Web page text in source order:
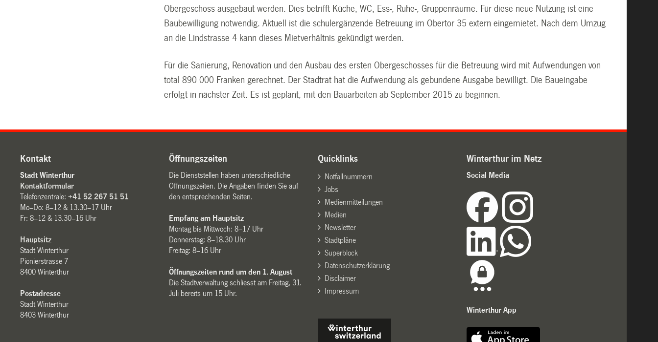
Obergeschoss ausgebaut werden. Dies betrifft Küche, WC, Ess-, Ruhe-, Gruppenräume. Für diese neue Nutzung ist eine
Baubewilligung notwendig. Aktuell ist die schulergänzende Betreuung im Obertor 35 extern eingemietet. Nach dem Umzug
an die Lindstrasse 4 kann dieses Mietverhältnis gekündigt werden.
Für die Sanierung, Renovation und den Ausbau des ersten Obergeschosses für die Betreuung wird mit Aufwendungen von
total 890 000 Franken gerechnet. Der Stadtrat hat die Aufwendung als gebundene Ausgabe bewilligt. Die Baueingabe
erfolgt in nächster Zeit. Es ist geplant, mit den Bauarbeiten ab September 2015 zu beginnen.
Kontakt
Stadt Winterthur
Kontaktformular
Telefonzentrale:+41 52 267 51 51
Mo–Do: 8–12 & 13.30–17 Uhr
Fr: 8–12 & 13.30–16 Uhr
Hauptsitz
Stadt Winterthur
Pionierstrasse 7
8400 Winterthur
Postadresse
Stadt Winterthur
8403 Winterthur
Öffnungszeiten
Die Dienststellen haben unterschiedliche
Öffnungszeiten. Die Angaben finden Sie auf
den entsprechenden Seiten.
Empfang am Hauptsitz
Montag bis Mittwoch: 8–17 Uhr
Donnerstag: 8–18.30 Uhr
Freitag: 8–16 Uhr
Öffnungszeiten rund um den 1. August
Die Stadtverwaltung schliesst am Freitag, 31.
Juli bereits um 15 Uhr.
Quicklinks
Notfallnummern
Jobs
Medienmitteilungen
Medien
Newsletter
Stadtpläne
Superblock
Datenschutzerklärung
Disclaimer
Impressum
Winterthur im Netz
Social Media
Winterthur App